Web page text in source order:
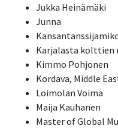
Jukka Heinämäki
Junna
Karjalasta kolttien
Kimmo Pohjonen
Kordava, Middle
Loimolan Voima
Maija Kauhanen
Master of Global